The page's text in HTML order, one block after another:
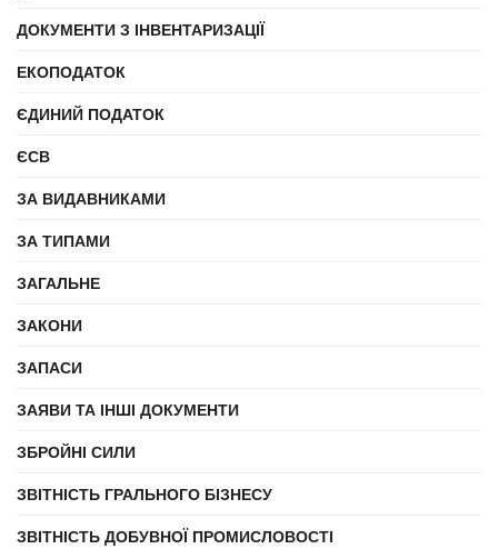
ДОКУМЕНТИ З ІНВЕНТАРИЗАЦІЇ
ЕКОПОДАТОК
ЄДИНИЙ ПОДАТОК
ЄСВ
ЗА ВИДАВНИКАМИ
ЗА ТИПАМИ
ЗАГАЛЬНЕ
ЗАКОНИ
ЗАПАСИ
ЗАЯВИ ТА ІНШІ ДОКУМЕНТИ
ЗБРОЙНІ СИЛИ
ЗВІТНІСТЬ ГРАЛЬНОГО БІЗНЕСУ
ЗВІТНІСТЬ ДОБУВНОЇ ПРОМИСЛОВОСТІ